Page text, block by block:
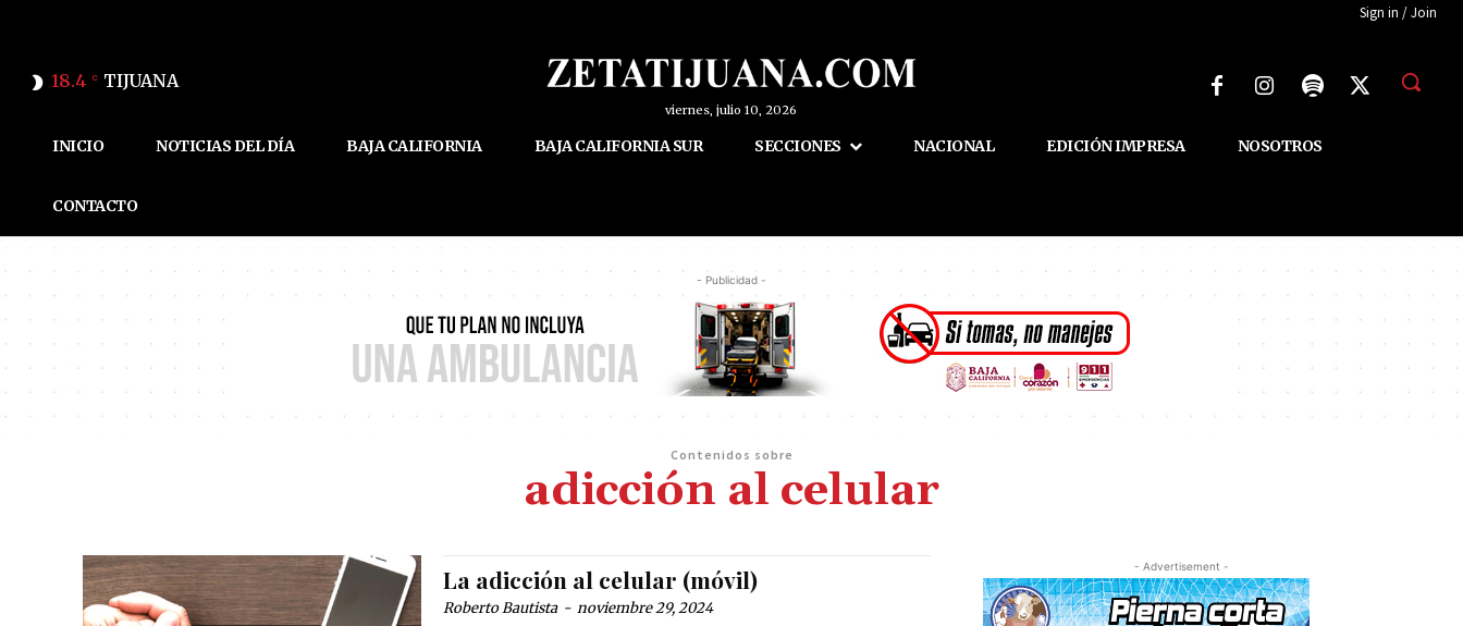
Sign in / Join
18.4 C TIJUANA
viernes, julio 10, 2026
INICIO NOTICIAS DEL DÍA BAJA CALIFORNIA BAJA CALIFORNIA SUR SECCIONES NACIONAL EDICIÓN IMPRESA NOSOTROS
CONTACTO
- Publicidad -
Contenidos sobre
adicción al celular
La adicción al celular (móvil)
Roberto Bautista - noviembre 29, 2024
- Advertisement -